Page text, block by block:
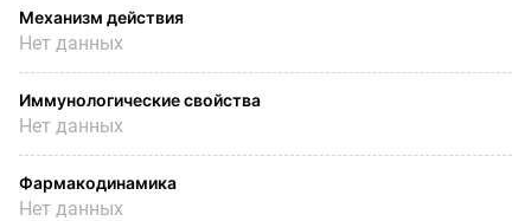
Механизм действия
Нет данных
Иммунологические свойства
Нет данных
Фармакодинамика
Нет данных